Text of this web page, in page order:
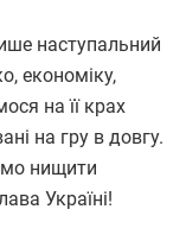
наступальний
економіку,
на її крах
на гру в довгу.
нищити
Україні!